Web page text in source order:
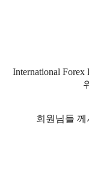
International
회원님들